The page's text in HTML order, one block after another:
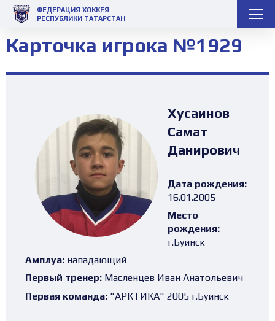
ФЕДЕРАЦИЯ ХОККЕЯ
РЕСПУБЛИКИ ТАТАРСТАН
Карточка игрока №1929
Хусаинов
Самат
Данирович
Дата рождения:
16.01.2005
Место
рождения:
г.Буинск
Амплуа: нападающий
Первый тренер: Масленцев Иван Анатольевич
Первая команда: "АРКТИКА" 2005 г.Буинск